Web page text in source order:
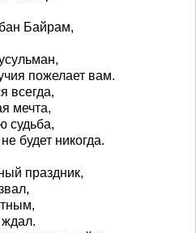
Байрам,
пожелает вам.
всегда,
мечта,
судьба,
будет никогда.
праздник,
ждал.